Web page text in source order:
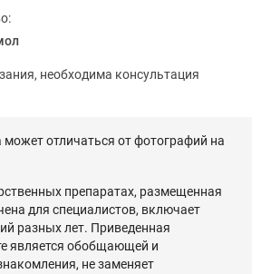
необходима консультация
отличаться от фотографий на
препаратах, размещенная
для специалистов, включает
разных лет. Приведенная
является обобщающей и
не заменяет